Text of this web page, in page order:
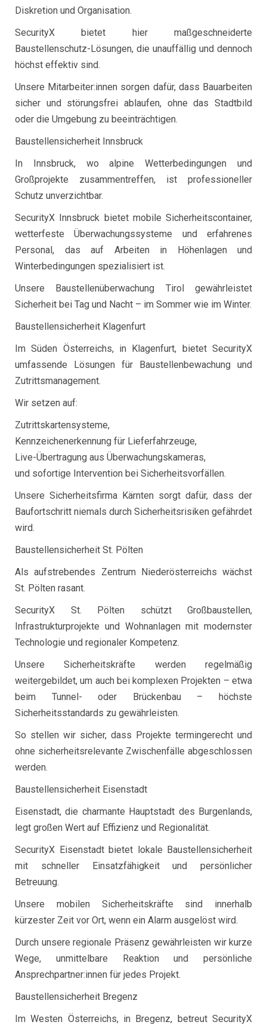
Diskretion und Organisation.
SecurityX bietet hier maßgeschneiderte
Baustellenschutz-Lösungen, die unauffällig und dennoch
höchst effektiv sind.
Unsere Mitarbeiter:innen sorgen dafür, dass Bauarbeiten
sicher und störungsfrei ablaufen, ohne das Stadtbild
oder die Umgebung zu beeinträchtigen.
Baustellensicherheit Innsbruck
In Innsbruck, wo alpine Wetterbedingungen und
Großprojekte zusammentreffen, ist professioneller
Schutz unverzichtbar.
SecurityX Innsbruck bietet mobile Sicherheitscontainer,
wetterfeste Überwachungssysteme und erfahrenes
Personal, das auf Arbeiten in Höhenlagen und
Winterbedingungen spezialisiert ist.
Unsere Baustellenüberwachung Tirol gewährleistet
Sicherheit bei Tag und Nacht – im Sommer wie im Winter.
Baustellensicherheit Klagenfurt
Im Süden Österreichs, in Klagenfurt, bietet SecurityX
umfassende Lösungen für Baustellenbewachung und
Zutrittsmanagement.
Wir setzen auf:
Zutrittskartensysteme,
Kennzeichenerkennung für Lieferfahrzeuge,
Live-Übertragung aus Überwachungskameras,
und sofortige Intervention bei Sicherheitsvorfällen.
Unsere Sicherheitsfirma Kärnten sorgt dafür, dass der
Baufortschritt niemals durch Sicherheitsrisiken gefährdet
wird.
Baustellensicherheit St. Pölten
Als aufstrebendes Zentrum Niederösterreichs wächst
St. Pölten rasant.
SecurityX St. Pölten schützt Großbaustellen,
Infrastrukturprojekte und Wohnanlagen mit modernster
Technologie und regionaler Kompetenz.
Unsere Sicherheitskräfte werden regelmäßig
weitergebildet, um auch bei komplexen Projekten – etwa
beim Tunnel- oder Brückenbau – höchste
Sicherheitsstandards zu gewährleisten.
So stellen wir sicher, dass Projekte termingerecht und
ohne sicherheitsrelevante Zwischenfälle abgeschlossen
werden.
Baustellensicherheit Eisenstadt
Eisenstadt, die charmante Hauptstadt des Burgenlands,
legt großen Wert auf Effizienz und Regionalität.
SecurityX Eisenstadt bietet lokale Baustellensicherheit
mit schneller Einsatzfähigkeit und persönlicher
Betreuung.
Unsere mobilen Sicherheitskräfte sind innerhalb
kürzester Zeit vor Ort, wenn ein Alarm ausgelöst wird.
Durch unsere regionale Präsenz gewährleisten wir kurze
Wege, unmittelbare Reaktion und persönliche
Ansprechpartner:innen für jedes Projekt.
Baustellensicherheit Bregenz
Im Westen Österreichs, in Bregenz, betreut SecurityX